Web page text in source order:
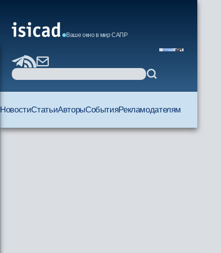
Ваше окно в мир САПР
НовостиСтатьиАвторыСобытияРекламодателям